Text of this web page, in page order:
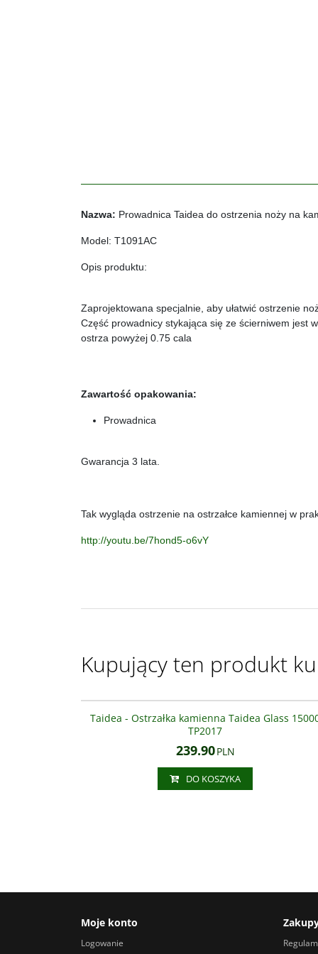
Nazwa: Prowadnica Taidea do ostrzenia noży na
Model: T1091AC
Opis produktu:
Zaprojektowana specjalnie, aby ułatwić ostrzenie
Część prowadnicy stykająca się ze ścierniwem jest
ostrza powyżej 0.75 cala
Zawartość opakowania:
Prowadnica
Gwarancja 3 lata.
Tak wygląda ostrzenie na ostrzałce kamiennej w
http://youtu.be/7hond5-o6vY
Kupujący ten produkt
Taidea - Ostrzałka kamienna Taidea Glass
TP2017
239.90PLN
DO KOSZYKA
Moje konto
Logowanie